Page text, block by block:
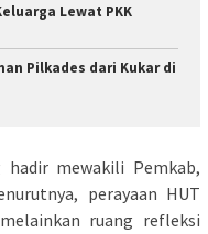
Lewat PKK
Pilkades dari Kukar di
hadir mewakili Pemkab,
perayaan HUT
ruang refleksi